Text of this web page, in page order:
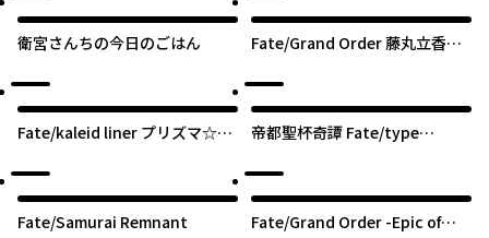
衛宮さんちの今日のごはん
Fate/Grand Order 藤丸立香は
Fate/kaleid liner プリズマ☆イ
帝都聖杯奇譚 Fate/type
Fate/Samurai Remnant
Fate/Grand Order -Epic of